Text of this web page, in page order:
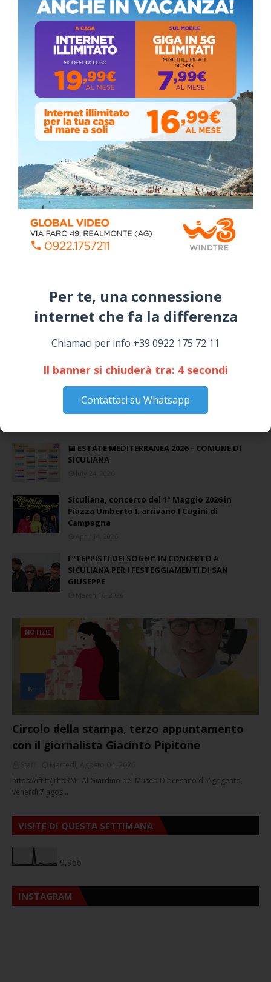
Per te, una connessione
internet che fa la differenza​
Chiamaci per info +39 0922 175 72 11
Il banner si chiuderà tra: 3secondi
Contattaci su Whatsapp
ALMANACCO DEL GIORNO
ai cittadini
Domenica, Novembre 22, 2020
Stefano Bissi entra nella Strada degli
Scrittori, celebrazione a Siculiana (VIDEO)
Giovedì, Luglio 30, 2026
La pandemia covid nella provincia agrigentina,
i dati in dettaglio
Lunedì, Luglio 05, 2021
📅 ESTATE MEDITERRANEA 2026 – COMUNE DI
SICULIANA
Siculiana, concerto del 1° Maggio 2026 in
Piazza Umberto I: arrivano I Cugini di
Campagna
I “TEPPISTI DEI SOGNI” IN CONCERTO A
SICULIANA PER I FESTEGGIAMENTI DI SAN
GIUSEPPE
NOTIZIE
Circolo della stampa, terzo appuntamento
con il giornalista Giacinto Pipitone
https://ift.tt/JrhoRML Al Giardino del Museo Diocesano di Agrigento,
venerdì 7 agos…
VISITE DI QUESTA SETTIMANA
9,966
INSTAGRAM